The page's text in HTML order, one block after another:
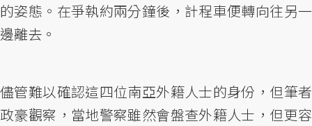
的姿態。在爭執約兩分鐘後，計程車便轉向往另一
邊離去。
儘管難以確認這四位南亞外籍人士的身份，但筆者
政豪觀察，當地警察雖然會盤查外籍人士，但更容